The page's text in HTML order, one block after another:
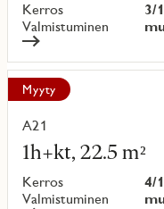
Kerros
3/
Valmistuminen
Myyty
A21
1h+kt, 22.5 m²
Kerros
4/
Valmistuminen
Lue
lisää
kohteesta